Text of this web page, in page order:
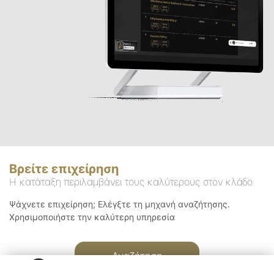
Βρείτε επιχείρηση
Η κατάταξη περιλαμβάνει τους καλύτερους στον κλάδο
Ψάχνετε επιχείρηση; Ελέγξτε τη μηχανή αναζήτησης.
Χρησιμοποιήστε την καλύτερη υπηρεσία
Αναζήτηση